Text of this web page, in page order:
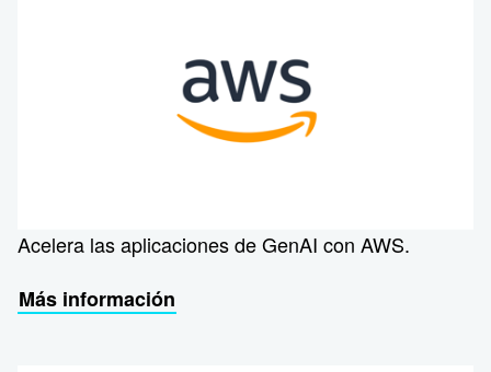
Acelera las aplicaciones de GenAI con AWS.
Más información